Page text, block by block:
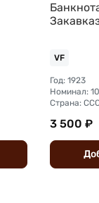
VF
Год: 1923
Номинал:
Страна:
3 500 ₽